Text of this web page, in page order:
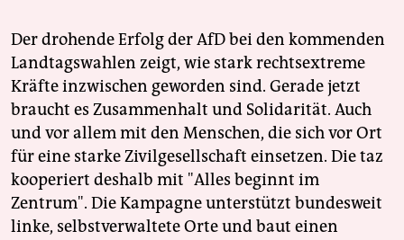
Der drohende Erfolg der AfD bei den kommenden
Landtagswahlen zeigt, wie stark rechtsextreme
Kräfte inzwischen geworden sind. Gerade jetzt
braucht es Zusammenhalt und Solidarität. Auch
und vor allem mit den Menschen, die sich vor Ort
für eine starke Zivilgesellschaft einsetzen. Die taz
kooperiert deshalb mit "Alles beginnt im
Zentrum". Die Kampagne unterstützt bundesweit
linke, selbstverwaltete Orte und baut einen